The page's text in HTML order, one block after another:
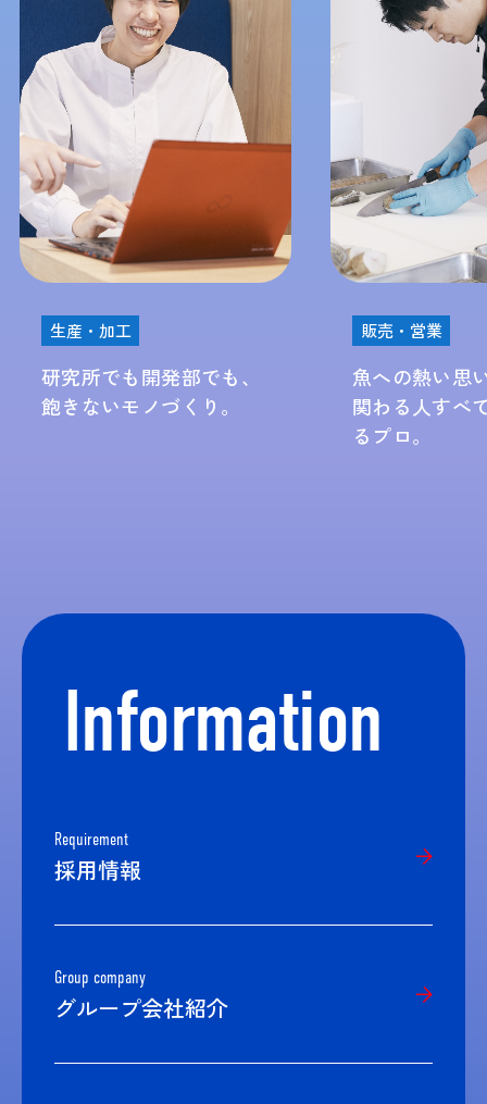
発部でも、
づくり。
魚への熱い思いを胸に、
関わる人すべてを勝たせ
Information
Requirement
採用情報
Group company
グループ会社紹介